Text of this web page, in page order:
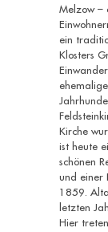
Melzow –
ein
Klosters
Kirche
ist heute
schönen
und einer
1859.
letzten
Hier